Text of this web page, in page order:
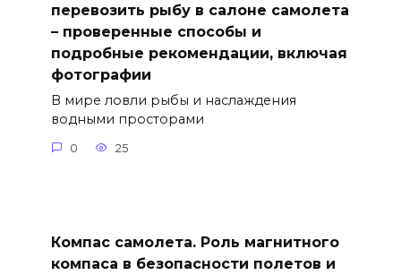
перевозить рыбу в салоне самолета
– проверенные способы и
подробные рекомендации, включая
фотографии
В мире ловли рыбы и наслаждения
водными просторами
0 25
Компас самолета. Роль магнитного
компаса в безопасности полетов и